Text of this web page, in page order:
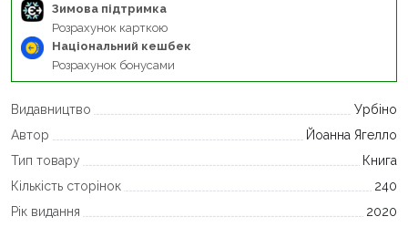
Зимова підтримка
Розрахунок карткою
Національний кешбек
Розрахунок бонусами
Видавництво
Урбіно
Автор
Йоанна Ягелло
Тип товару
Книга
Кількість сторінок
240
Рік видання
2020